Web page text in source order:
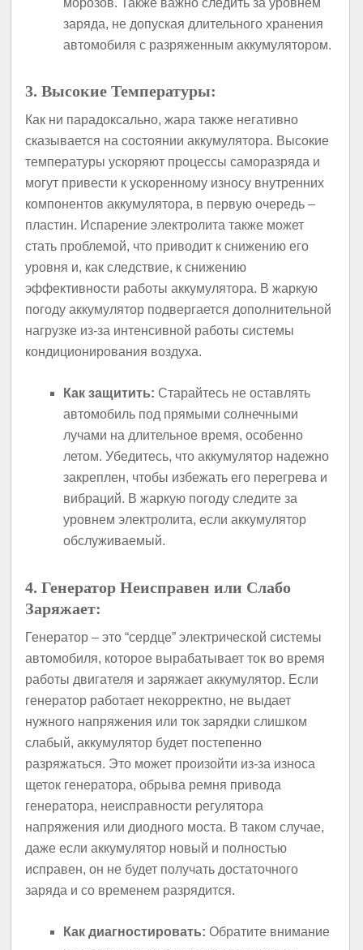
заряда, не допуская длительного хранения
автомобиля с разряженным аккумулятором.
3. Высокие Температуры:
Как ни парадоксально, жара также негативно
сказывается на состоянии аккумулятора. Высокие
температуры ускоряют процессы саморазряда и
могут привести к ускоренному износу внутренних
компонентов аккумулятора, в первую очередь –
пластин. Испарение электролита также может
стать проблемой, что приводит к снижению его
уровня и, как следствие, к снижению
эффективности работы аккумулятора. В жаркую
погоду аккумулятор подвергается дополнительной
нагрузке из-за интенсивной работы системы
кондиционирования воздуха.
Как защитить: Старайтесь не оставлять
автомобиль под прямыми солнечными
лучами на длительное время, особенно
летом. Убедитесь, что аккумулятор надежно
закреплен, чтобы избежать его перегрева и
вибраций. В жаркую погоду следите за
уровнем электролита, если аккумулятор
обслуживаемый.
4. Генератор Неисправен или Слабо
Заряжает:
Генератор – это “сердце” электрической системы
автомобиля, которое вырабатывает ток во время
работы двигателя и заряжает аккумулятор. Если
генератор работает некорректно, не выдает
нужного напряжения или ток зарядки слишком
слабый, аккумулятор будет постепенно
разряжаться. Это может произойти из-за износа
щеток генератора, обрыва ремня привода
генератора, неисправности регулятора
напряжения или диодного моста. В таком случае,
даже если аккумулятор новый и полностью
исправен, он не будет получать достаточного
заряда и со временем разрядится.
Как диагностировать: Обратите внимание